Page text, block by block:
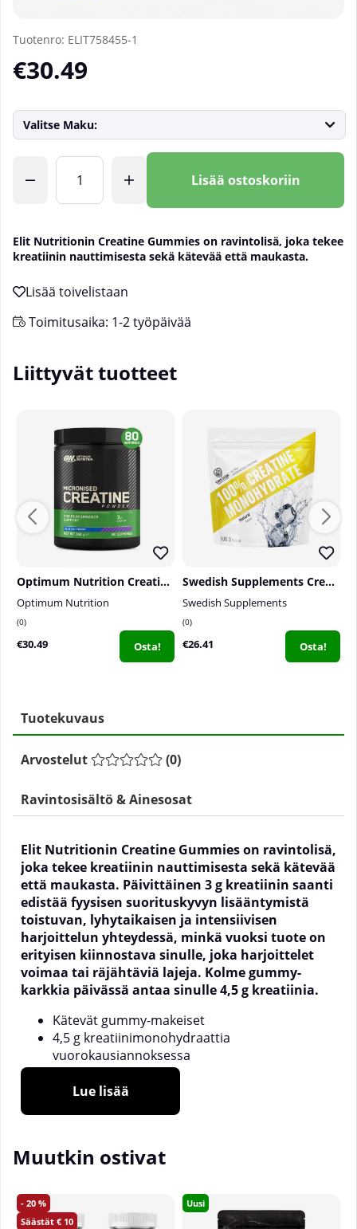
Tuotenro: ELIT758455-1
€30.49
Valitse Maku:
Lisää ostoskoriin
Elit Nutritionin Creatine Gummies on ravintolisä, joka tekee
kreatiinin nauttimisesta sekä kätevää että maukasta.
Toimitusaika: 1-2 työpäivää
Liittyvät tuotteet
Optimum Nutrition Creatine Powder, 360 g
Optimum Nutrition
0
€30.49 Osta!
Swedish Supplements Creatine Monohydrate, 500 g
Swedish Supplements
0
€26.41 Osta!
Tuotekuvaus
Arvostelut (0)
Ravintosisältö & Ainesosat
Elit Nutritionin Creatine Gummies on ravintolisä,
joka tekee kreatiinin nauttimisesta sekä kätevää
että maukasta. Päivittäinen 3 g kreatiinin saanti
edistää fyysisen suorituskyvyn lisääntymistä
toistuvan, lyhytaikaisen ja intensiivisen
harjoittelun yhteydessä, minkä vuoksi tuote on
erityisen kiinnostava sinulle, joka harjoittelet
voimaa tai räjähtäviä lajeja. Kolme gummy-
karkkia päivässä antaa sinulle 4,5 g kreatiinia.
Kätevät gummy-makeiset
4,5 g kreatiinimonohydraattia
vuorokausiannoksessa
20 päivän käyttö per purkki
Hyvä maku
Suorituskykysi tueksi
ravintolisistä treenimaailmassa, sillä sen on
voimakkaissa suorituksissa, kuten
voimaharjoittelussa. Tuote sopii täydellisesti sinulle,
Lue lisää
Muutkin ostivat
20
10
Uusi